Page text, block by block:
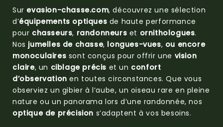
Sur evasion-chasse.com, découvrez une sélection
d’équipements optiques de haute performance
pour chasseurs, randonneurs et ornithologues.
Nos jumelles de chasse, longues-vues, ou encore
monoculaires sont conçus pour offrir une vision
claire, un ciblage précis et un confort
d’observation en toutes circonstances. Que vous
observiez un gibier à l’aube, un oiseau rare en pleine
nature ou un panorama lors d’une randonnée, nos
optique de précision s’adaptent à vos besoins.